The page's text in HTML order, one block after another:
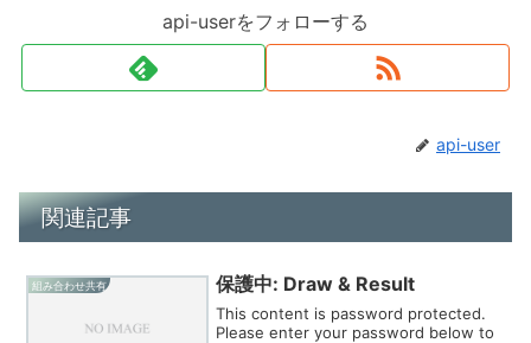
api-userをフォローする
api-user
関連記事
組み合わせ共有 保護中: Draw & Result
This content is password protected.
Please enter your password below to